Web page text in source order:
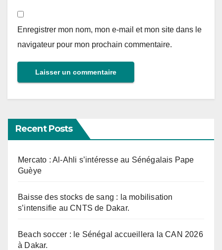
Enregistrer mon nom, mon e-mail et mon site dans le
navigateur pour mon prochain commentaire.
Recent Posts
Mercato : Al-Ahli s’intéresse au Sénégalais Pape
Guèye
Baisse des stocks de sang : la mobilisation
s’intensifie au CNTS de Dakar.
Beach soccer : le Sénégal accueillera la CAN 2026
à Dakar.